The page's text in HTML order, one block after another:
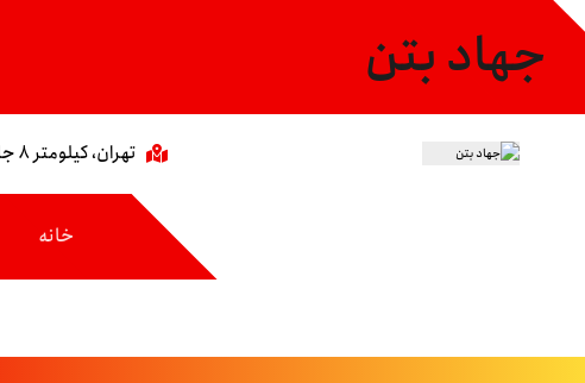
جهاد بتن
تهران، کیلومتر ۸ جاده مخصوص،خیابان عاشری، تقاطع جلال
خانه